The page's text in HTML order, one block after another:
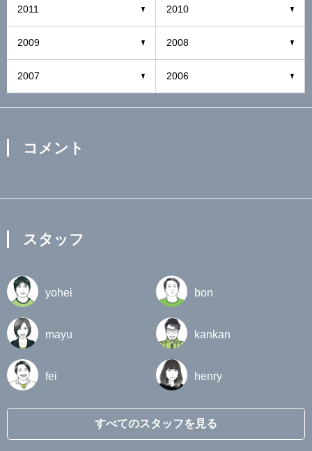
2011 2010
2009 2008
2007 2006
コメント
スタッフ
yohei bon
mayu kankan
fei henry
すべてのスタッフを見る